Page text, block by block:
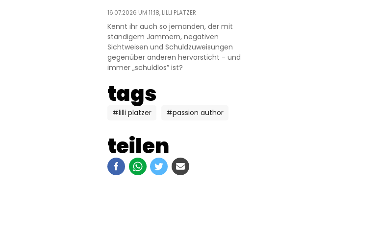
teilen
16.07.2026 UM 11:18, LILLI PLATZER
Kennt ihr auch so jemanden, der mit
ständigem Jammern, negativen
Sichtweisen und Schuldzuweisungen
gegenüber anderen hervorsticht - und
immer „schuldlos” ist?
tags
#lilli platzer #passion author